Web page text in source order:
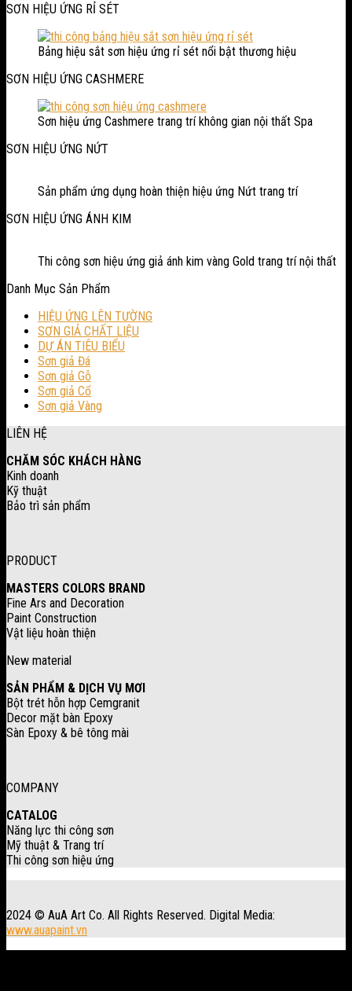
SƠN HIỆU ỨNG RỈ SÉT
Bảng hiệu sắt sơn hiệu ứng rỉ sét nổi bật thương hiệu
SƠN HIỆU ỨNG CASHMERE
Sơn hiệu ứng Cashmere trang trí không gian nội thất Spa
SƠN HIỆU ỨNG NỨT
Sản phẩm ứng dụng hoàn thiện hiệu ứng Nứt trang trí
SƠN HIỆU ỨNG ÁNH KIM
Thi công sơn hiệu ứng giả ánh kim vàng Gold trang trí nội thất
Danh Mục Sản Phẩm
HIỆU ỨNG LÊN TƯỜNG
SƠN GIẢ CHẤT LIỆU
DỰ ÁN TIÊU BIỂU
Sơn giả Đá
Sơn giả Gỗ
Sơn giả Cổ
Sơn giả Vàng
LIÊN HỆ
CHĂM SÓC KHÁCH HÀNG
Kinh doanh
Kỹ thuật
Bảo trì sản phẩm
PRODUCT
MASTERS COLORS BRAND
Fine Ars and Decoration
Paint Construction
Vật liệu hoàn thiện
New material
SẢN PHẨM & DỊCH VỤ MƠI
Bột trét hỗn hợp Cemgranit
Decor mặt bàn Epoxy
Sàn Epoxy & bê tông mài
COMPANY
CATALOG
Năng lực thi công sơn
Mỹ thuật & Trang trí
Thi công sơn hiệu ứng
2024 © AuA Art Co. All Rights Reserved. Digital Media:
www.auapaint.vn